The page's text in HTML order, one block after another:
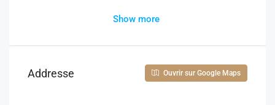
Caractéristiques :
Statut juridique :
Titre foncier
13 000 m²
Show more
Addresse Ouvrir sur Google Maps